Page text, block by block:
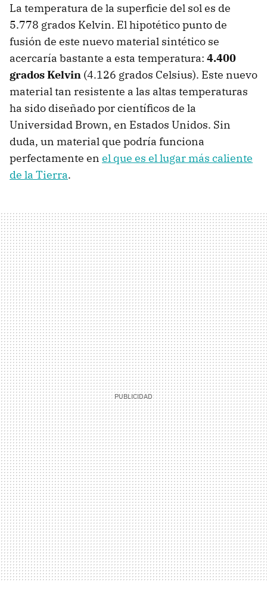
La temperatura de la superficie del sol es de
5.778 grados Kelvin. El hipotético punto de
fusión de este nuevo material sintético se
acercaría bastante a esta temperatura: 4.400
grados Kelvin (4.126 grados Celsius). Este nuevo
material tan resistente a las altas temperaturas
ha sido diseñado por científicos de la
Universidad Brown, en Estados Unidos. Sin
duda, un material que podría funciona
perfectamente en el que es el lugar más caliente
de la Tierra.